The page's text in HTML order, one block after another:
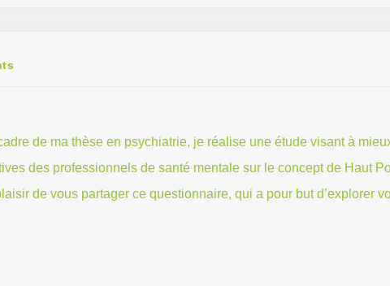
de ma thèse en psychiatrie, je réalise une étude visant à
des professionnels de santé mentale sur le concept de Haut
de vous partager ce questionnaire, qui a pour but d’explorer